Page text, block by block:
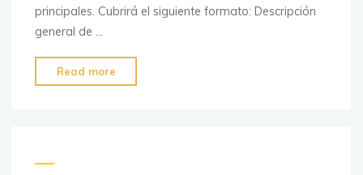
principales. Cubrirá el siguiente formato: Descripción
general de …
Read more
es